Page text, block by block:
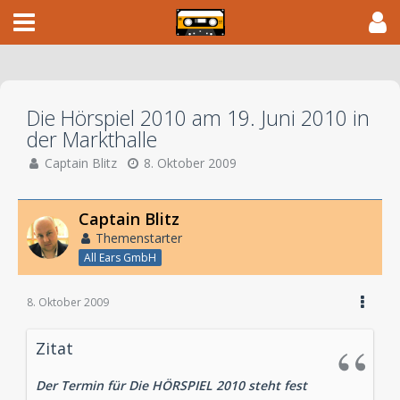
Die Hörspiel 2010 am 19. Juni 2010 in
der Markthalle
Captain Blitz 8. Oktober 2009
Captain Blitz
Themenstarter
All Ears GmbH
8. Oktober 2009
Zitat
Der Termin für Die HÖRSPIEL 2010 steht fest